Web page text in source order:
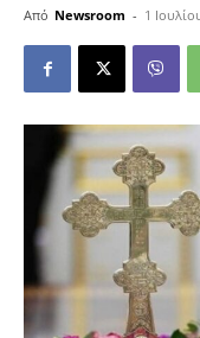
Από Newsroom - 1